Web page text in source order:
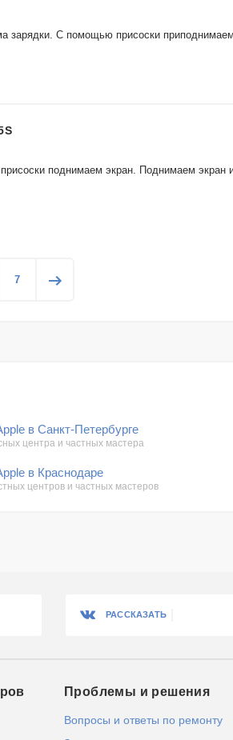
зарядки. С помощью присоски
поднимаем экран. Поднимаем экран
7
в Санкт-Петербурге
центра и частных мастера
в Краснодаре
центров и частных мастеров
РАССКАЗАТЬ
Проблемы и решения
Вопросы и ответы по ремонту